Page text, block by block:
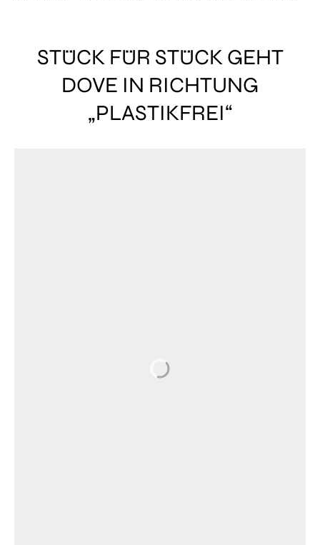
STÜCK FÜR STÜCK GEHT
DOVE IN RICHTUNG
„PLASTIKFREI“